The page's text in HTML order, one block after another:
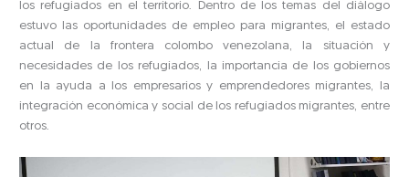
los refugiados en el territorio. Dentro de los temas del diálogo
estuvo las oportunidades de empleo para migrantes, el estado
actual de la frontera colombo venezolana, la situación y
necesidades de los refugiados, la importancia de los gobiernos
en la ayuda a los empresarios y emprendedores migrantes, la
integración económica y social de los refugiados migrantes, entre
otros.